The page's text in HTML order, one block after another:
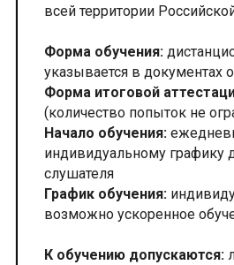
всей территории
Форма обучения:
указывается в документах
Форма итоговой
(количество попыток не
Начало обучения:
индивидуальному графику
слушателя
График обучения:
возможно ускоренное
К обучению допускаются: